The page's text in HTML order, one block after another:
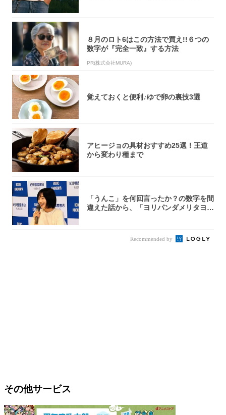
８月のロト6はこの方法で買え!!６つの
数字が『完全一致』する方法
PR(株式会社MURA)
覚えておくと便利♪ゆで卵の裏技3選
アヒージョの具材おすすめ25選！王道
から変わり種まで
「うんこ」を何回言ったか？の数字を間
違えた話から、「ヨリパンダメリタヨコ
Recommended by
その他サービス